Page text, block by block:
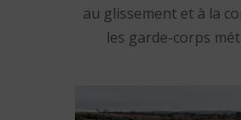
au glissement et à la
les garde-corps